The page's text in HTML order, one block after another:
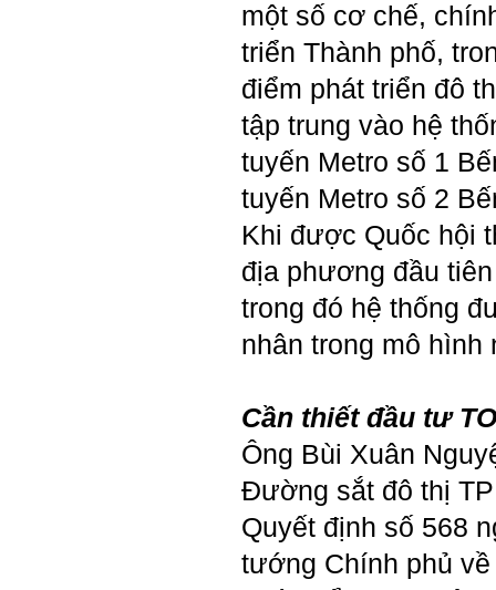
một số cơ chế,
triển Thành phố,
điểm phát triển đô
tập trung vào hệ
tuyến Metro số 1
tuyến Metro số 2
Khi được Quốc hội
địa phương đầu
trong đó hệ thống
nhân trong mô hình
Cần thiết đầu tư
Ông Bùi Xuân
Đường sắt đô thị
Quyết định số 568
tướng Chính phủ